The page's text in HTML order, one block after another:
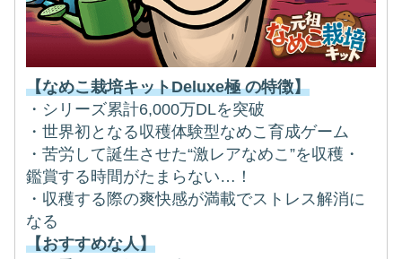
【なめこ栽培キットDeluxe極 の特徴】
・シリーズ累計6,000万DLを突破
・世界初となる収穫体験型なめこ育成ゲーム
・苦労して誕生させた“激レアなめこ”を収穫・
鑑賞する時間がたまらない…！
・収穫する際の爽快感が満載でストレス解消に
なる
【おすすめな人】